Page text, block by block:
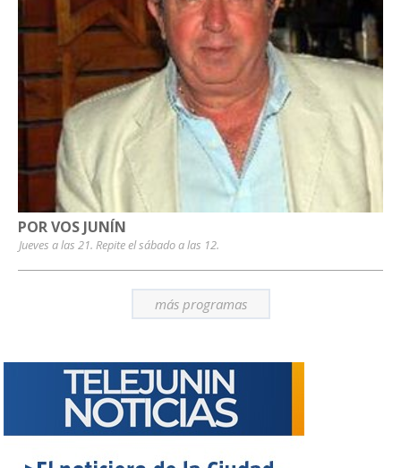
POR VOS JUNÍN
Jueves a las 21. Repite el sábado a las 12.
más programas